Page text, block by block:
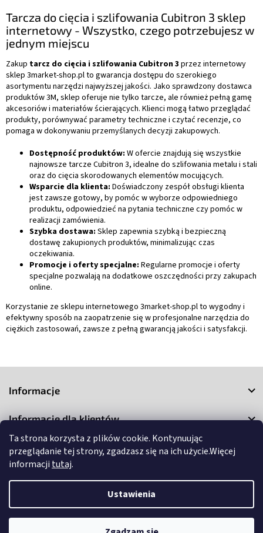
Ta strona korzysta z plików cookie. Kontynuując
przeglądanie tej strony, zgadzasz się na ich użycie.Więcej
informacji tutaj.
Ustawienia
Tarcza do cięcia i szlifowania Cubitron 3 sklep
internetowy - Wszystko, czego potrzebujesz w
jednym miejscu
Zakup tarcz do cięcia i szlifowania Cubitron 3 przez internetowy
sklep 3market-shop.pl to gwarancja dostępu do szerokiego
asortymentu narzędzi najwyższej jakości. Jako sprawdzony dostawca
produktów 3M, sklep oferuje nie tylko tarcze, ale również pełną gamę
akcesoriów i materiałów ścierających. Klienci mogą łatwo przeglądać
produkty, porównywać parametry techniczne i czytać recenzje, co
pomaga w dokonywaniu przemyślanych decyzji zakupowych.
Dostępność produktów: W ofercie znajdują się wszystkie
najnowsze tarcze Cubitron 3, idealne do szlifowania metalu i stali
oraz do cięcia skorodowanych elementów mocujących.
Wsparcie dla klienta: Doświadczony zespół obsługi klienta
jest zawsze gotowy, by pomóc w wyborze odpowiedniego
produktu, odpowiedzieć na pytania techniczne czy pomóc w
realizacji zamówienia.
Szybka dostawa: Sklep zapewnia szybką i bezpieczną
dostawę zakupionych produktów, minimalizując czas
oczekiwania.
Promocje i oferty specjalne: Regularne promocje i oferty
specjalne pozwalają na dodatkowe oszczędności przy zakupach
online.
Korzystanie ze sklepu internetowego 3market-shop.pl to wygodny i
efektywny sposób na zaopatrzenie się w profesjonalne narzędzia do
ciężkich zastosowań, zawsze z pełną gwarancją jakości i satysfakcji.
k
Informacje
Informacje dla klientów
Kontakt
3Market. Wszystkie prawa zastrzeżone.